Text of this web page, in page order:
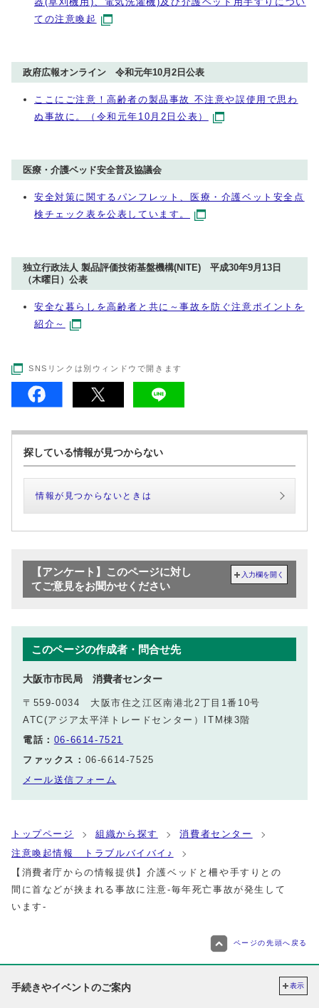
ての注意喚起
政府広報オンライン 令和元年10月2日公表
ここにご注意！高齢者の製品事故 不注意や誤使用で思わ
ぬ事故に。（令和元年10月2日公表）
医療・介護ベッド安全普及協議会
安全対策に関するパンフレット、医療・介護ベット安全点
検チェック表を公表しています。
独立行政法人 製品評価技術基盤機構(NITE) 平成30年9月13日
（木曜日）公表
安全な暮らしを高齢者と共に～事故を防ぐ注意ポイントを
紹介～
SNSリンクは別ウィンドウで開きます
探している情報が見つからない
情報が見つからないときは
【アンケート】このページに対し
てご意見をお聞かせください
入力欄を開く
このページの作成者・問合せ先
大阪市市民局 消費者センター
〒559-0034 大阪市住之江区南港北2丁目1番10号
ATC(アジア太平洋トレードセンター）ITM棟3階
電話： 06-6614-7521
ファックス： 06-6614-7525
メール送信フォーム
トップページ 組織から探す
消費者センター
注意喚起情報 トラブルバイバイ♪
【消費者庁からの情報提供】介護ベッドと柵や手すりとの
間に首などが挟まれる事故に注意-毎年死亡事故が発生して
います-
ページの先頭へ戻る
手続きやイベントのご案内 表示